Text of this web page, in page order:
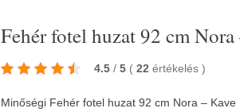
Fehér fotel huzat 92 cm
4.5 / 5 ( 22 értékelés)
Minőségi Fehér fotel huzat 92 cm Nora –